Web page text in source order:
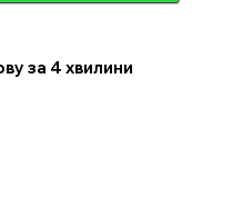
за 4 хвилини